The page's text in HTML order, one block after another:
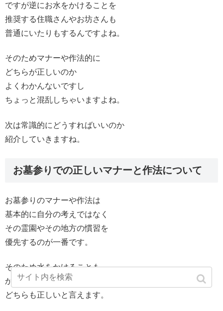
ですが逆にお水をかけることを
推奨する住職さんやお坊さんも
普通にいたりもするんですよね。
そのためマナーや作法的に
どちらが正しいのか
よくわかんないですし
ちょっと混乱しちゃいますよね。
次は常識的にどうすればいいのか
紹介していきますね。
お墓参りでの正しいマナーと作法について
お墓参りのマナーや作法は
基本的に自分の考えではなく
その霊園やその地方の慣習を
優先するのが一番です。
そのため水をかけることも
かけないことも
どちらも正しいと言えます。